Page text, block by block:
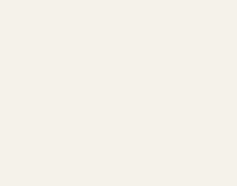
CON RICARICA POSTEPAY